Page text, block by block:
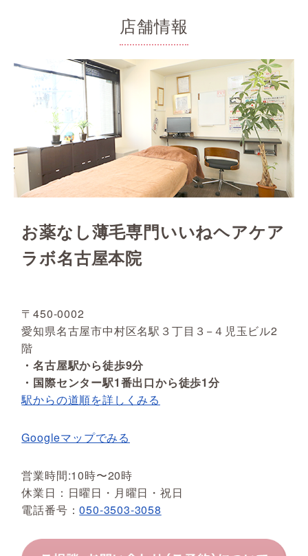
店舗情報
お薬なし薄毛専門いいねヘアケア
ラボ名古屋本院
〒450-0002
愛知県名古屋市中村区名駅３丁目３−４児玉ビル2
階
・名古屋駅から徒歩9分
・国際センター駅1番出口から徒歩1分
駅からの道順を詳しくみる
Googleマップでみる
営業時間:10時〜20時
休業日：日曜日・月曜日・祝日
電話番号：050-3503-3058